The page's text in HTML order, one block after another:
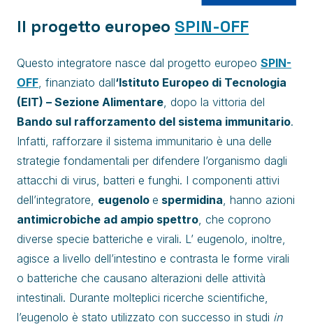
Il progetto europeo SPIN-OFF
Questo integratore nasce dal progetto europeo SPIN-
OFF, finanziato dall‘Istituto Europeo di Tecnologia
(EIT) – Sezione Alimentare, dopo la vittoria del
Bando sul rafforzamento del sistema immunitario.
Infatti, rafforzare il sistema immunitario è una delle
strategie fondamentali per difendere l’organismo dagli
attacchi di virus, batteri e funghi. I componenti attivi
dell’integratore, eugenolo e spermidina, hanno azioni
antimicrobiche ad ampio spettro, che coprono
diverse specie batteriche e virali. L’ eugenolo, inoltre,
agisce a livello dell’intestino e contrasta le forme virali
o batteriche che causano alterazioni delle attività
intestinali. Durante molteplici ricerche scientifiche,
l’eugenolo è stato utilizzato con successo in studi in